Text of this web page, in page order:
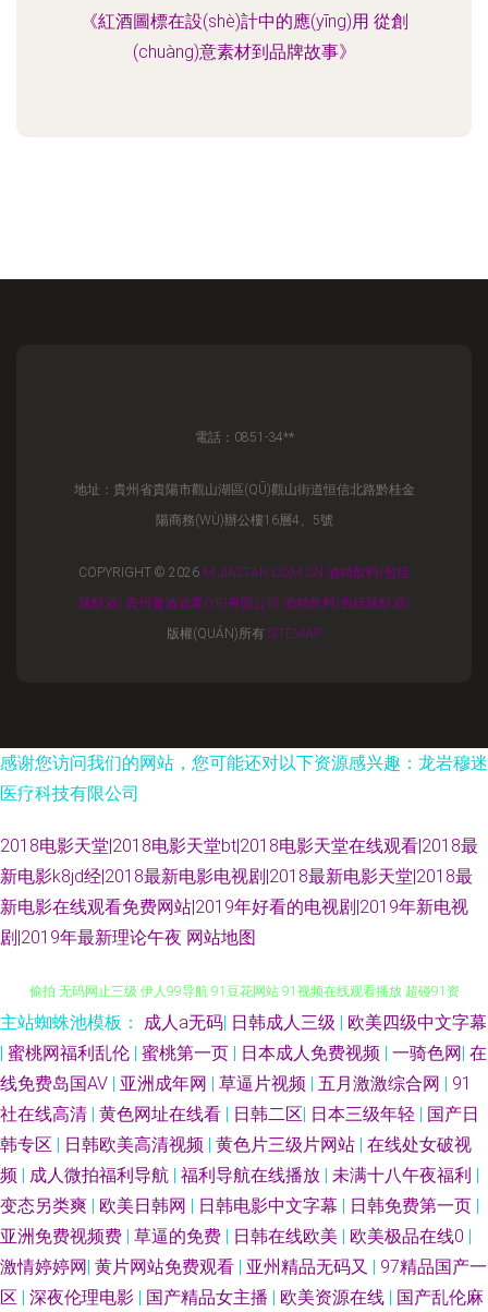
《紅酒圖標在設(shè)計中的應(yīng)用 從創
(chuàng)意素材到品牌故事》
電話：0851-34**
地址：貴州省貴陽市觀山湖區(QŪ)觀山街道恒信北路黔桂金
陽商務(WÙ)辦公樓16層4、5號
COPYRIGHT © 2026 M.JIASTAR.COM.CN 酒精飲料(包括
脫醇酒) 貴州首酒酒業(YÈ)有限公司 酒精飲料(包括脫醇酒)
版權(QUÁN)所有 SITEMAP
感谢您访问我们的网站，您可能还对以下资源感兴趣：龙岩穆迷
医疗科技有限公司
2018电影天堂|2018电影天堂bt|2018电影天堂在线观看|2018最
新电影k8jd经|2018最新电影电视剧|2018最新电影天堂|2018最
新电影在线观看免费网站|2019年好看的电视剧|2019年新电视
剧|2019年最新理论午夜 网站地图
变态91 91网站入口免费 蜜臀91九色原创 欧美自慰色图 日韩精品专区 熟妇
偷拍 无码网止三级 伊人99导航 91豆花网站 91视频在线观看播放 超碰91资
源 久草亚洲天堂 日本深夜激情网址 亚洲天堂2111 91岛国 91桃色免费网站
不用下载直接看 91情侣视频 91视频资源站 超碰cop 国产色图日 男人的天堂
狠狠干 日韩精品视频播放成人 亚洲AV人人妻人人操 91久久人人操人妻 TS黑
主站蜘蛛池模板： 成人a无码| 日韩成人三级 | 欧美四级中文字幕
| 蜜桃网福利乱伦 | 蜜桃第一页 | 日本成人免费视频 | 一骑色网| 在
线免费岛国AV | 亚洲成年网 | 草逼片视频 | 五月激激综合网 | 91
社在线高清 | 黄色网址在线看 | 日韩二区| 日本三级年轻 | 国产日
韩专区 | 日韩欧美高清视频 | 黄色片三级片网站 | 在线处女破视
频 | 成人微拍福利导航 | 福利导航在线播放 | 未满十八午夜福利 |
变态另类爽 | 欧美日韩网 | 日韩电影中文字幕 | 日韩免费第一页 |
亚洲免费视频费 | 草逼的免费 | 日韩在线欧美 | 欧美极品在线0 |
激情婷婷网| 黄片网站免费观看 | 亚州精品无码又 | 97精品国产一
区 | 深夜伦理电影 | 国产精品女主播 | 欧美资源在线 | 国产乱伦麻